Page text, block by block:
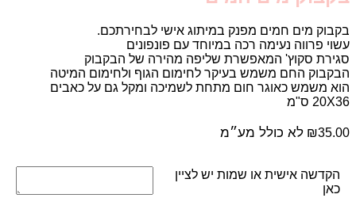
בקבוק מים חמים מפנק במיתוג אישי לבחירתכם.
עשוי פרווה נעימה רכה במיוחד עם פונפונים
סגירת סקוץ' המאפשרת שליפה מהירה של הבקבוק
הבקבוק החם משמש בעיקר לחימום הגוף ולחימום המיטה
הוא משמש כאוגר חום מתחת לשמיכה ומקל גם על כאבים
20X36 ס"מ
₪35.00 לא כולל מע״מ
הקדשה אישית או שמות יש לציין
כאן